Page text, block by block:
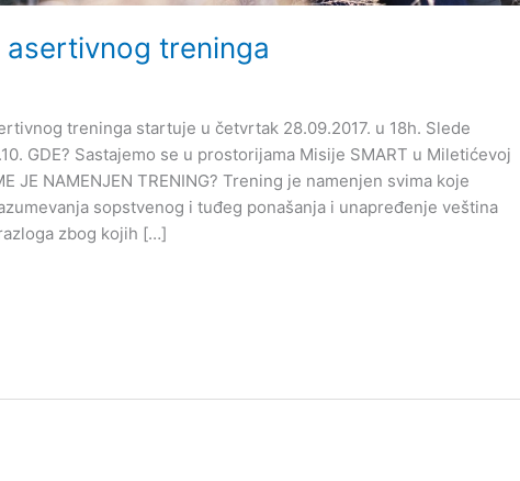
treninga
treninga startuje u četvrtak 28.09.2017. u 18h. Slede
GDE? Sastajemo se u prostorijama Misije SMART u Miletićevoj
JE NAMENJEN TRENING? Trening je namenjen svima koje
sopstvenog i tuđeg ponašanja i unapređenje veština
zbog kojih […]